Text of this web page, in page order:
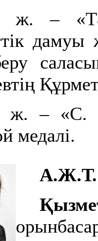
ж. –
дамуы
ж. – «С.
медалі.